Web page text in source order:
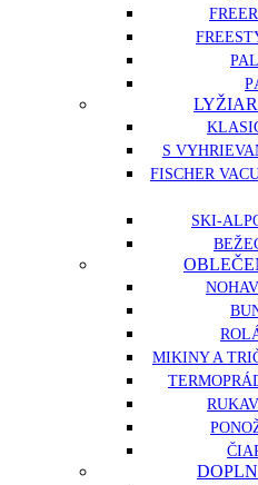
S
FISCHER
SKI-
MIKINY A